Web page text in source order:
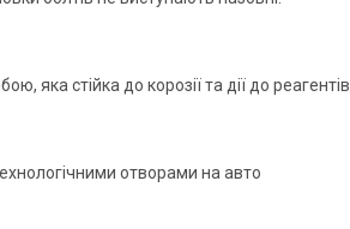
яка стійка до корозії та дії до реагентів
отворами на авто